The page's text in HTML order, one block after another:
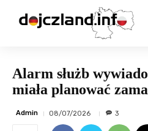
Alarm służb
miała planować
Admin 08/07/2026 3